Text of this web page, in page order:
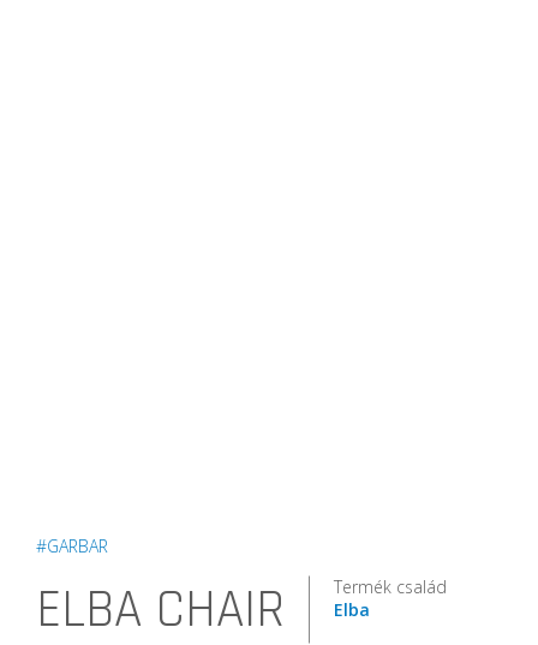
#GARBAR
ELBA CHAIR
Termék család
Elba